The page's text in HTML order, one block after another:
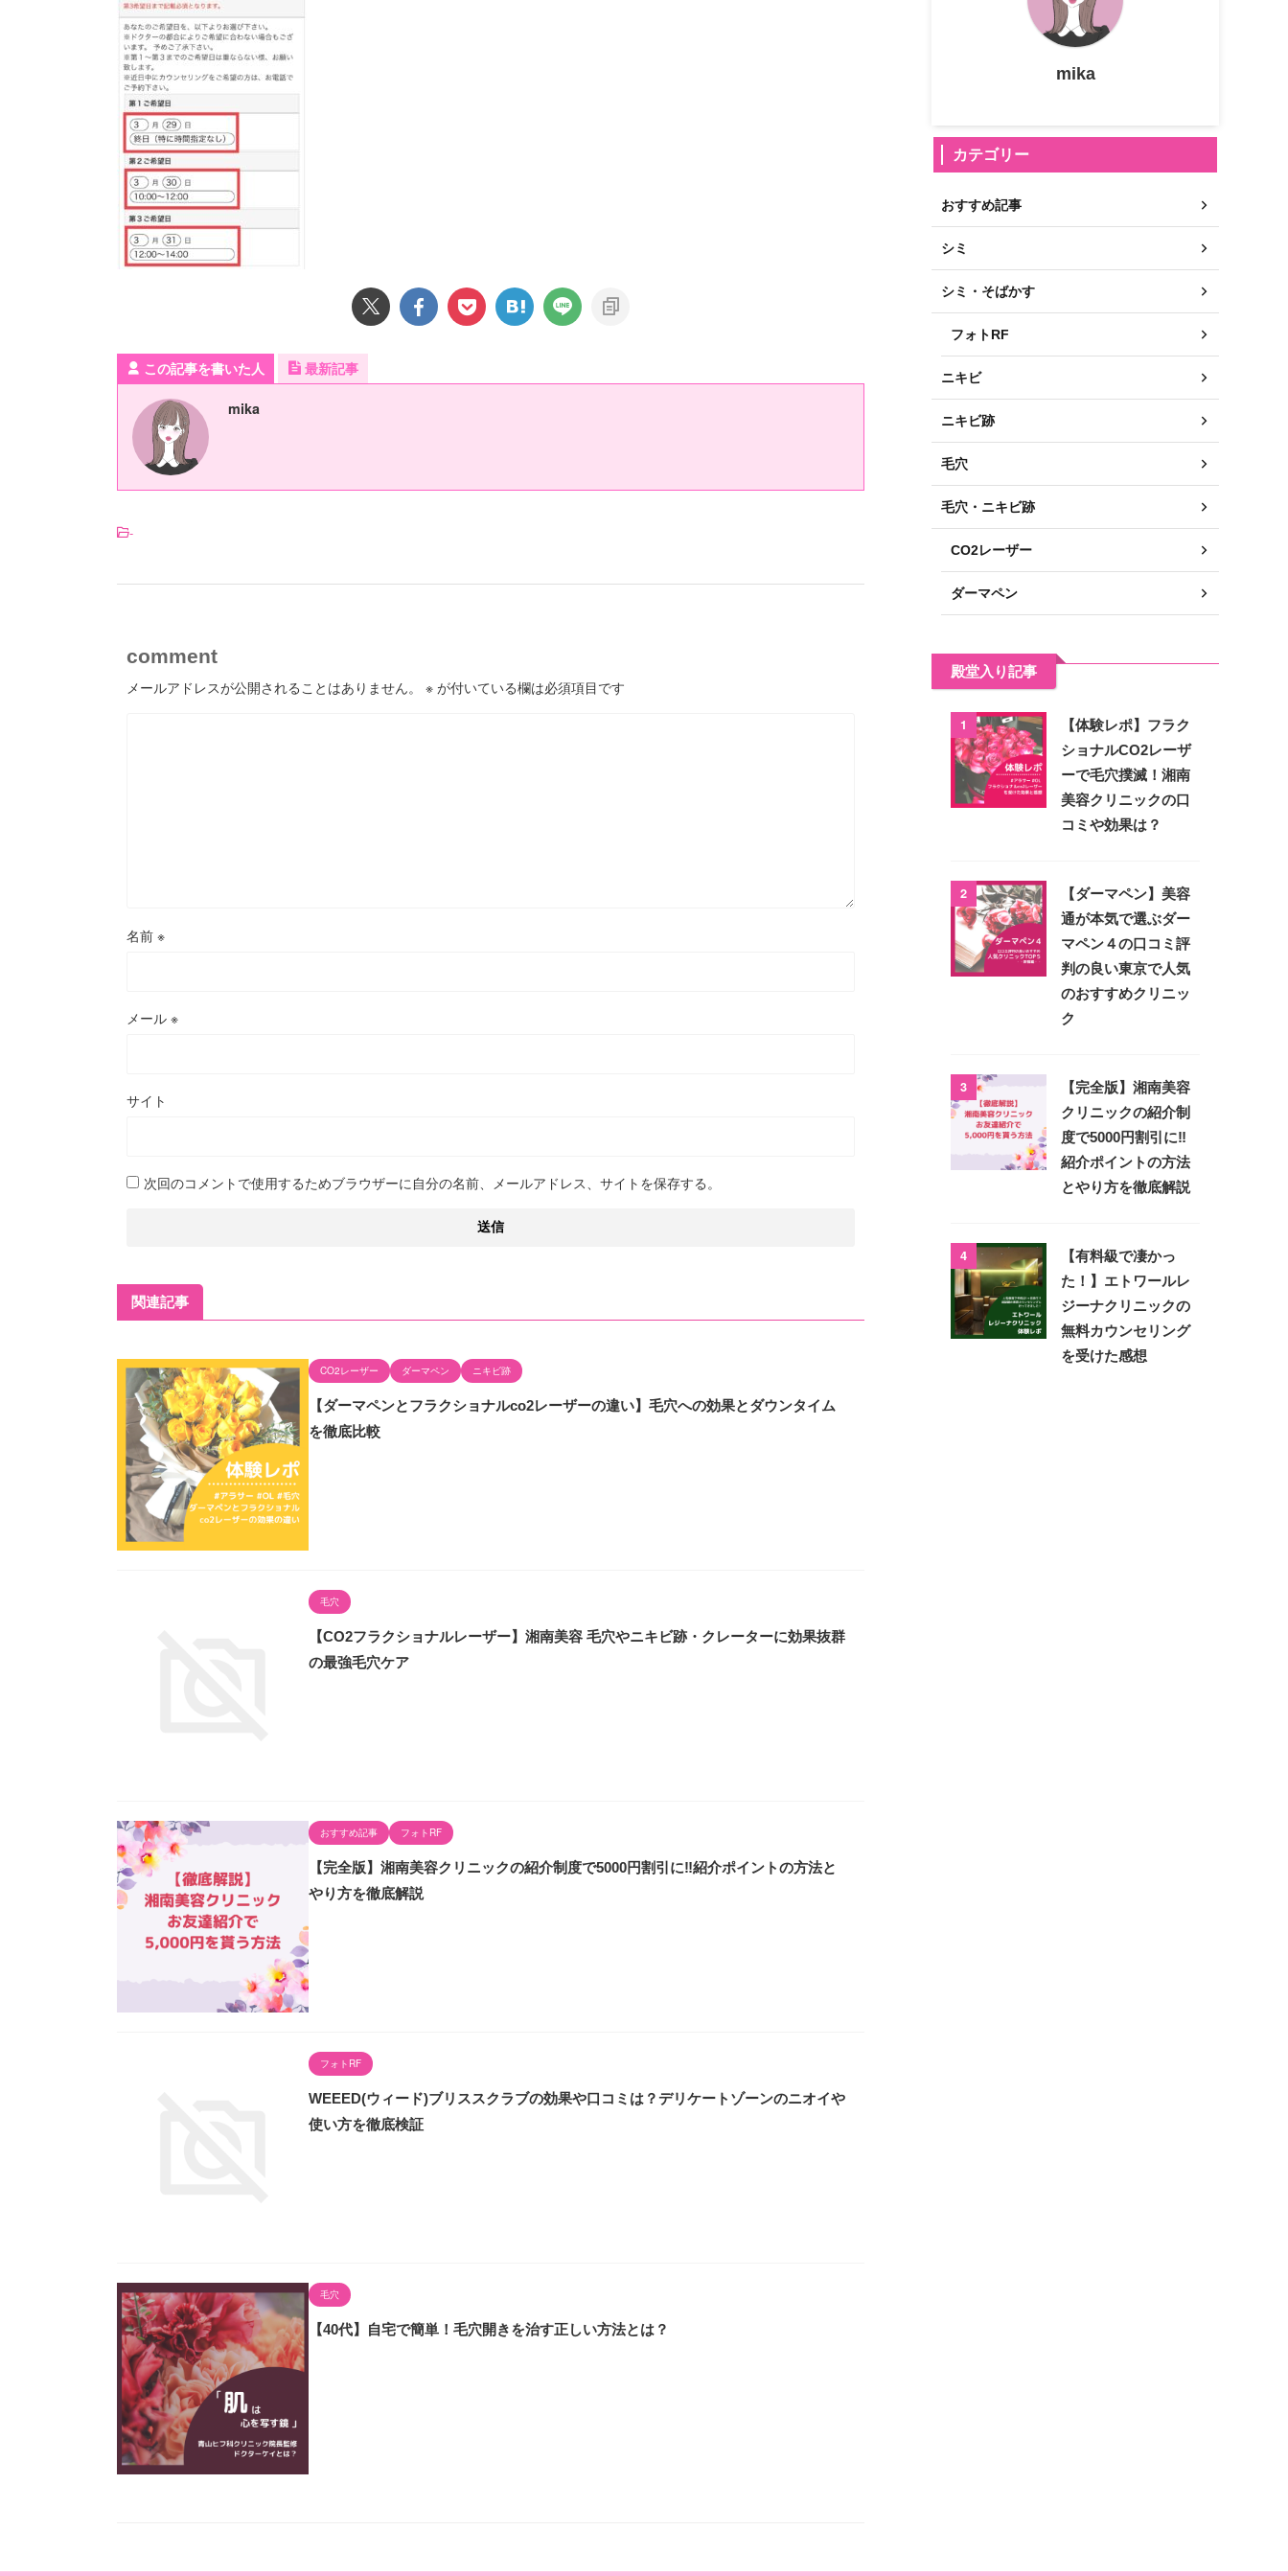
この記事を書いた人 最新記事
mika
-
comment
メールアドレスが公開されることはありません。 ※ が付いている欄は必須項目です
名前 ※
メール ※
サイト
次回のコメントで使用するためブラウザーに自分の名前、メールアドレス、サイトを保存する。
関連記事
CO2レーザー ダーマペン ニキビ跡
【ダーマペンとフラクショナルco2レーザーの違い】毛穴への効果とダウンタイム
を徹底比較
毛穴
【CO2フラクショナルレーザー】湘南美容 毛穴やニキビ跡・クレーターに効果抜群
の最強毛穴ケア
おすすめ記事 フォトRF
【完全版】湘南美容クリニックの紹介制度で5000円割引に‼︎紹介ポイントの方法と
やり方を徹底解説
フォトRF
WEEED(ウィード)ブリススクラブの効果や口コミは？デリケートゾーンのニオイや
使い方を徹底検証
毛穴
【40代】自宅で簡単！毛穴開きを治す正しい方法とは？
mika
カテゴリー
おすすめ記事
シミ
シミ・そばかす
フォトRF
ニキビ
ニキビ跡
毛穴
毛穴・ニキビ跡
CO2レーザー
ダーマペン
殿堂入り記事
1
【体験レポ】フラク
ショナルCO2レーザ
ーで毛穴撲滅！湘南
美容クリニックの口
コミや効果は？
2
【ダーマペン】美容
通が本気で選ぶダー
マペン４の口コミ評
判の良い東京で人気
のおすすめクリニッ
ク
3
【完全版】湘南美容
クリニックの紹介制
度で5000円割引に‼︎
紹介ポイントの方法
とやり方を徹底解説
4
【有料級で凄かっ
た！】エトワールレ
ジーナクリニックの
無料カウンセリング
を受けた感想